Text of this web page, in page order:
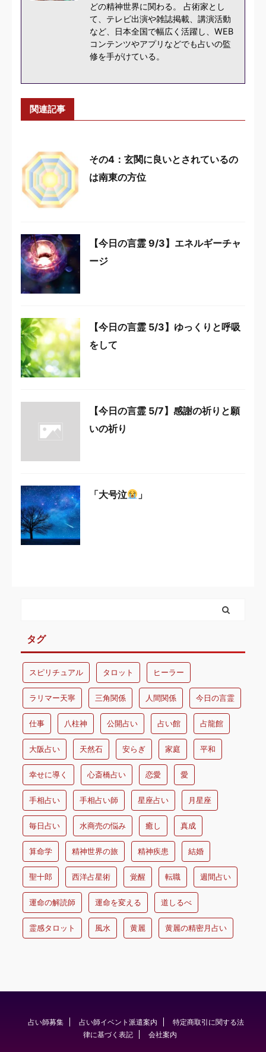
どの精神世界に関わる。 占術家とし
て、テレビ出演や雑誌掲載、講演活動
など、日本全国で幅広く活躍し、WEB
コンテンツやアプリなどでも占いの監
修を手がけている。
関連記事
その4：玄関に良いとされているの
は南東の方位
【今日の言霊 9/3】エネルギーチャ
ージ
【今日の言霊 5/3】ゆっくりと呼吸
をして
【今日の言霊 5/7】感謝の祈りと願
いの祈り
「大号泣 」
タグ
スピリチュアル タロット ヒーラー
ラリマー天寧 三角関係 人間関係 今日の言霊
仕事 八柱神 公開占い 占い館 占龍館
大阪占い 天然石 安らぎ 家庭 平和
幸せに導く 心斎橋占い 恋愛 愛
手相占い 手相占い師 星座占い 月星座
毎日占い 水商売の悩み 癒し 真成
算命学 精神世界の旅 精神疾患 結婚
聖十郎 西洋占星術 覚醒 転職 週間占い
運命の解読師 運命を変える 道しるべ
霊感タロット 風水 黄麗 黄麗の精密月占い
占い師募集 占い師イベント派遣案内
特定商取引に関する法
律に基づく表記
会社案内